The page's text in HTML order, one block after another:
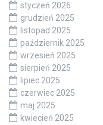
styczeń 2026
grudzień 2025
listopad 2025
październik 2025
wrzesień 2025
sierpień 2025
lipiec 2025
czerwiec 2025
maj 2025
kwiecień 2025